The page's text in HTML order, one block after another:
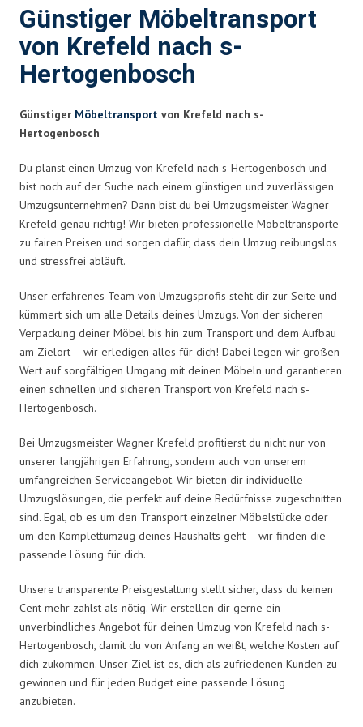
Günstiger Möbeltransport
von Krefeld nach s-
Hertogenbosch
Günstiger Möbeltransport von Krefeld nach s-
Hertogenbosch
Du planst einen Umzug von Krefeld nach s-Hertogenbosch und
bist noch auf der Suche nach einem günstigen und zuverlässigen
Umzugsunternehmen? Dann bist du bei Umzugsmeister Wagner
Krefeld genau richtig! Wir bieten professionelle Möbeltransporte
zu fairen Preisen und sorgen dafür, dass dein Umzug reibungslos
und stressfrei abläuft.
Unser erfahrenes Team von Umzugsprofis steht dir zur Seite und
kümmert sich um alle Details deines Umzugs. Von der sicheren
Verpackung deiner Möbel bis hin zum Transport und dem Aufbau
am Zielort – wir erledigen alles für dich! Dabei legen wir großen
Wert auf sorgfältigen Umgang mit deinen Möbeln und garantieren
einen schnellen und sicheren Transport von Krefeld nach s-
Hertogenbosch.
Bei Umzugsmeister Wagner Krefeld profitierst du nicht nur von
unserer langjährigen Erfahrung, sondern auch von unserem
umfangreichen Serviceangebot. Wir bieten dir individuelle
Umzugslösungen, die perfekt auf deine Bedürfnisse zugeschnitten
sind. Egal, ob es um den Transport einzelner Möbelstücke oder
um den Komplettumzug deines Haushalts geht – wir finden die
passende Lösung für dich.
Unsere transparente Preisgestaltung stellt sicher, dass du keinen
Cent mehr zahlst als nötig. Wir erstellen dir gerne ein
unverbindliches Angebot für deinen Umzug von Krefeld nach s-
Hertogenbosch, damit du von Anfang an weißt, welche Kosten auf
dich zukommen. Unser Ziel ist es, dich als zufriedenen Kunden zu
gewinnen und für jeden Budget eine passende Lösung
anzubieten.